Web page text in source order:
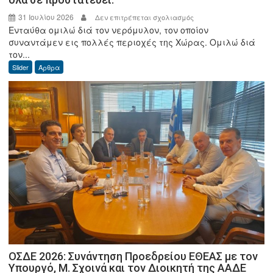
31 Ιουλίου 2026 Δεν επιτρέπεται σχολιασμός
Γεώργιος
Δ.
καλός
Μύλος
απ’
όλα
σε
προστατεύει.
Ενταύθα ομιλώ διά τον νερόμυλον, τον οποίον
συναντάμεν εις πολλές περιοχές της Χώρας. Ομιλώ διά
τον...
Slider Άρθρα
ΟΣΔΕ 2026: Συνάντηση Προεδρείου ΕΘΕΑΣ με τον
Υπουργό, Μ. Σχοινά και τον Διοικητή της ΑΑΔΕ